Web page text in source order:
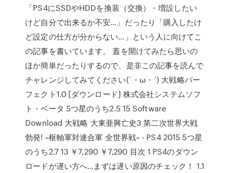
「PS4にSSDやHDDを換装（交換）・増設したい
けど自分で出来るか不安…」だったり「購入したけ
ど設定の仕方が分からない…」という人に向けてこ
の記事を書いています。 蓋を開けてみたら思いの
ほか簡単だったりするので、是非この記事を読んで
チャレンジしてみてください(`・ω・´) 大戦略パー
フェクト1.0 [ダウンロード] 株式会社システムソフ
ト・ベータ 5つ星のうち2.5 15 Software
Download 大戦略 大東亜興亡史3 第二次世界大戦
勃発! ~枢軸軍対連合軍 全世界戦~ - PS4 2015 5つ星
のうち2.7 13 ￥7,290 ￥7,290 目次 1 PS4のダウン
ロードが遅い方へ…まずは遅い原因のチェック！ 1.1